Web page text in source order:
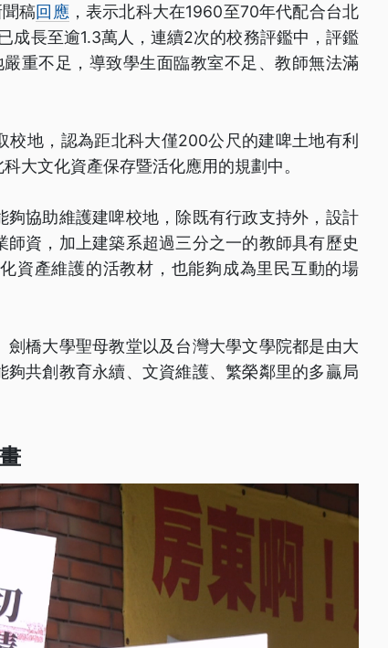
稿回應，表示北科大在1960至70年代配合台北
成長至逾1.3萬人，連續2次的校務評鑑中，評鑑
重不足，導致學生面臨教室不足、教師無法滿
校地，認為距北科大僅200公尺的建啤土地有利
大文化資產保存暨活化應用的規劃中。
協助維護建啤校地，除既有行政支持外，設計
資，加上建築系超過三分之一的教師具有歷史
資產維護的活教材，也能夠成為里民互動的場
橋大學聖母教堂以及台灣大學文學院都是由大
共創教育永續、文資維護、繁榮鄰里的多贏局